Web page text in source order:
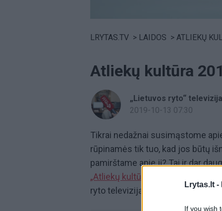
Lrytas.lt -
If you wish
LRYTAS.TV > LAIDOS > ATLIEKŲ
Atliekų kultūra
„Lietuvos ryto“ televizija
2019-10-13 07:30
Tikrai nedažnai susimąstome
rūpinamės tik tuo, kad jos būtų
pamirštame apie jį? Tai ir dar
„Atliekų kultūra“.
ryto televiziją!